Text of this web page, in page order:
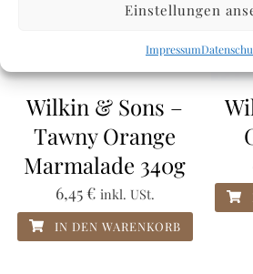
Einstellungen
Impressum
Wilkin & Sons –
Tawny Orange
Marmalade 340g
6,45€ inkl. USt.
IN DEN WARENKORB